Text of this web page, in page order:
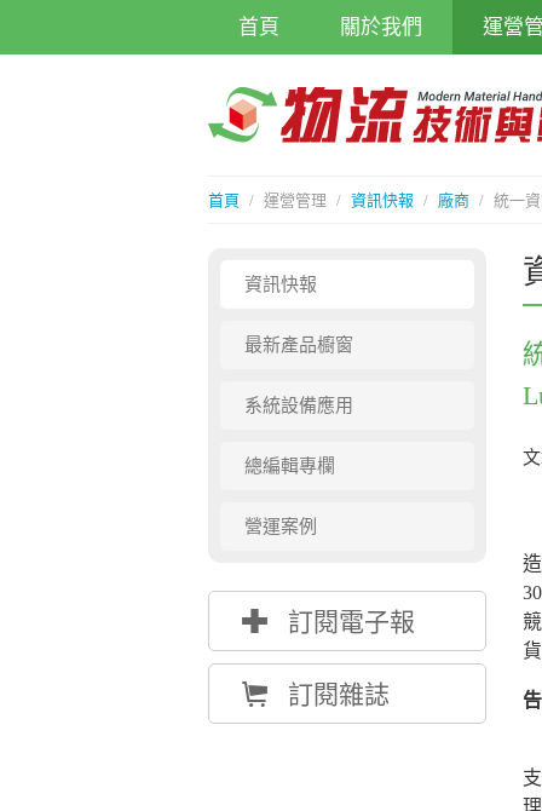
首頁 關於我們 運營
首頁 / 運營管理 / 資訊快報 / 廠商 / 統一
資訊快報
最新產品櫥窗
系統設備應用
總編輯專欄
營運案例
{ 訂閱電子報
Å 訂閱雜誌